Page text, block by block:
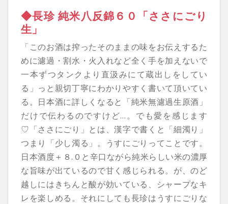
◆長珍 純米八反錦６０「ささにごり
生」
「このお酒は搾ったそのままの味をお伝えするた
めに濾過・割水・火入れなど全く手を加えないで
一本ずつタンクより直汲みにて蔵出しをしてい
る」っと親切丁寧にわかりやすく書いて頂いてい
る。日本酒に詳しくなると「純米無濾過生原酒」
だけで伝わるのですけど…。でも愛を感じます
♡「ささにごり」とは、漢字で書くと「細濁り」
つまり「少し濁る」。うすにごりってことです。
日本酒度＋８.０と辛口ながら純米らしい米の濃厚
な旨味が出ているので甘く感じられる。が、のど
越しにはきちんと酸が効いている、シャープなキ
レを楽しめる。それにしても長珍はうすにごりな